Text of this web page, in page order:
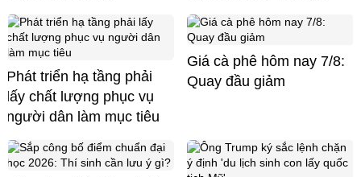
Phát triển hạ tầng phải
lấy chất lượng phục vụ
người dân làm mục tiêu
Giá cà phê hôm nay 7/8:
Quay đầu giảm